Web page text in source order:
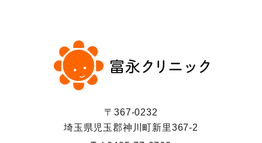
〒367-0232
埼玉県児玉郡神川町新里367-2